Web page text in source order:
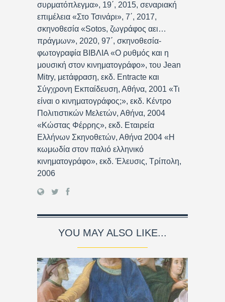
συρματόπλεγμα», 19΄, 2015, σεναριακή
επιμέλεια «Στο Τσινάρι», 7΄, 2017,
σκηνοθεσία «Sotos, ζωγράφος αει…
πράγμων», 2020, 97΄, σκηνοθεσία-
φωτογραφία ΒΙΒΛΙΑ «Ο ρυθμός και η
μουσική στον κινηματογράφο», του Jean
Mitry, μετάφραση, εκδ. Entracte και
Σύγχρονη Εκπαίδευση, Αθήνα, 2001 «Τι
είναι ο κινηματογράφος;», εκδ. Κέντρο
Πολιτιστικών Μελετών, Αθήνα, 2004
«Κώστας Φέρρης», εκδ. Εταιρεία
Ελλήνων Σκηνοθετών, Αθήνα 2004 «Η
κωμωδία στον παλιό ελληνικό
κινηματογράφο», εκδ. Έλευσις, Τρίπολη,
2006
YOU MAY ALSO LIKE...